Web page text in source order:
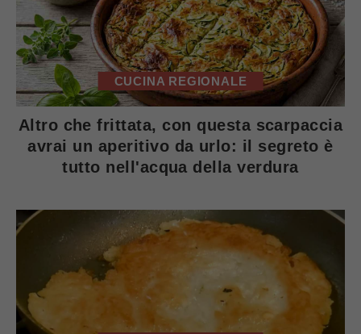
CUCINA REGIONALE
Altro che frittata, con questa scarpaccia
avrai un aperitivo da urlo: il segreto è
tutto nell'acqua della verdura